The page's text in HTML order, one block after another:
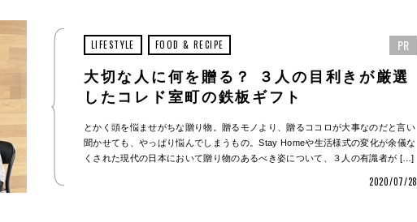
LIFESTYLE FOOD & RECIPE PR
大切な人に何を贈る？ ３人の目利きが厳選
したコレド室町の鉄板ギフト
とかく頭を悩ませがちな贈り物。贈るモノより、贈るココロが大事なのだと言い
聞かせても、やっぱり悩んでしまうもの。Stay Homeや生活様式の変化が余儀な
くされた現代の日本において贈り物のあるべき姿について、３人の有識者が […]
2020/07/28